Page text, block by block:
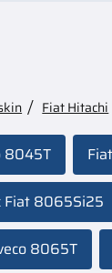
Fiat Hitachi
8045T
Fiat 8065Si25
8065T